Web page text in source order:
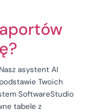
asystent AI
Twoich
SoftwareStudio
tabele z